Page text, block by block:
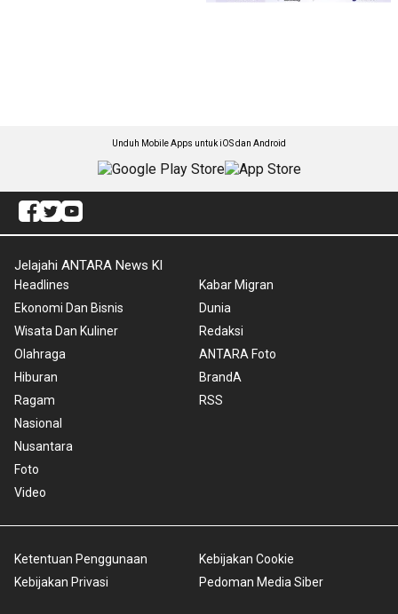
Unduh Mobile Apps untuk iOS dan Android
Jelajahi ANTARA News Kl
Headlines
Ekonomi Dan Bisnis
Wisata Dan Kuliner
Olahraga
Hiburan
Ragam
Nasional
Nusantara
Foto
Video
Kabar Migran
Dunia
Redaksi
ANTARA Foto
BrandA
RSS
Ketentuan Penggunaan
Kebijakan Privasi
Kebijakan Cookie
Pedoman Media Siber